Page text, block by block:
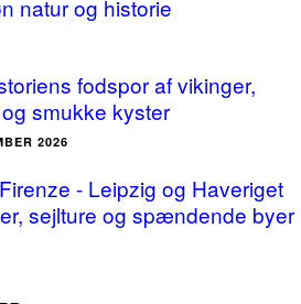
natur og historie
fodspor af vikinger,
smukke kyster
2026
- Leipzig og Haveriget
sejlture og spændende byer